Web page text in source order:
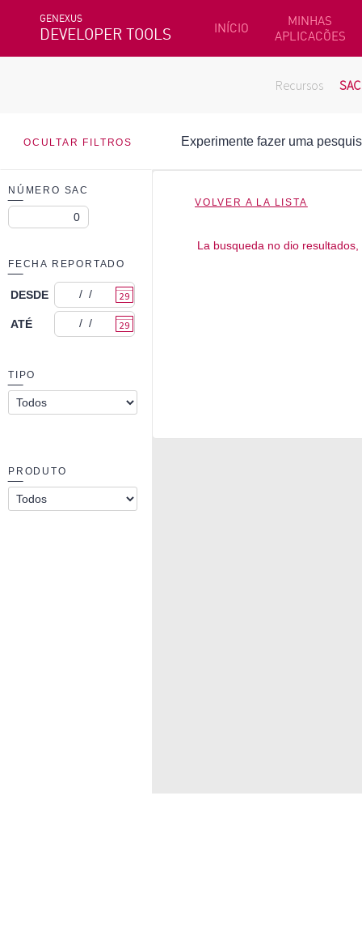
GENEXUS
DEVELOPER TOOLS INÍCIO
MINHAS
APLICACÕES
Recursos SAC